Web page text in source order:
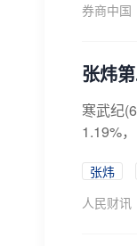
券商中国
张炜
寒武纪
1.19%
张炜
人民财讯